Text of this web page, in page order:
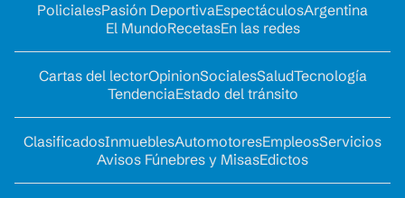
PolicialesPasión DeportivaEspectáculosArgentina
El MundoRecetasEn las redes
Cartas del lectorOpinionSocialesSaludTecnología
TendenciaEstado del tránsito
ClasificadosInmueblesAutomotoresEmpleosServicios
Avisos Fúnebres y MisasEdictos